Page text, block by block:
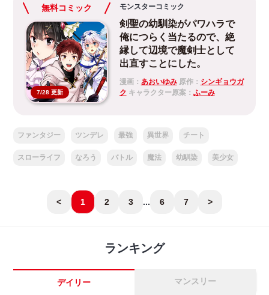
無料コミック
7/28 更新
モンスターコミック
剣聖の幼馴染がパワハラで
俺につらく当たるので、絶
縁して辺境で魔剣士として
出直すことにした。
漫画： あおいゆみ原作： シンギョウガ
ク キャラクター原案： ふーみ
ファンタジー ツンデレ 最強 異世界 チート
スローライフ なろう バトル 魔法 幼馴染 美少女
< 1 2 3 ... 6 7 >
ランキング
デイリー マンスリー